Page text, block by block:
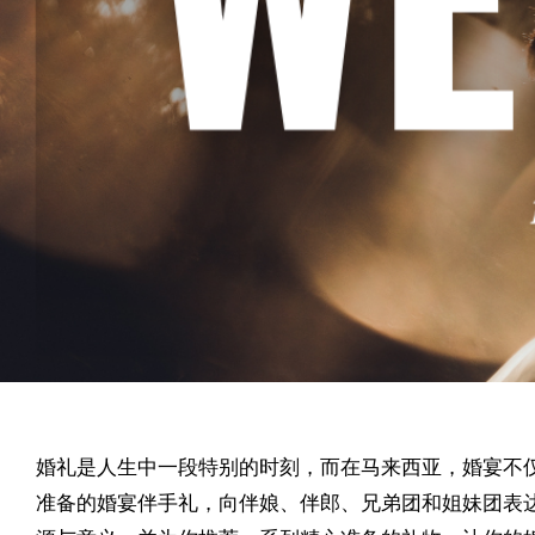
婚礼是人生中一段特别的时刻，而在马来西亚，婚宴不仅仅是新人与亲友们的团聚，更是一个充满温馨与感动的时刻。在这个喜庆的时刻，送上精心
准备的婚宴伴手礼，向伴娘、伴郎、兄弟团和姐妹团